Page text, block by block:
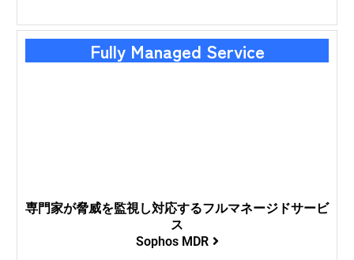
Fully Managed Service
専門家が脅威を監視し対応するフルマネージドサービ
ス
Sophos MDR